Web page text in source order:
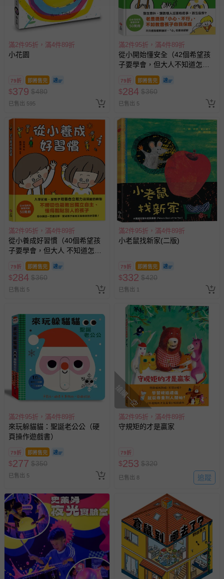
商品、食品等）。
客製化商品（例如客製生日書、姓名貼等）。
報紙、期刊或雜誌（惟書籍如經拆封、使用，則酌收整
新費用）。
經消費者拆封之影音商品或電腦軟體（例如 DVD、CD
非以有形媒介提供之數位內容或一經提供即為完成之線
上服務，經消費者事先同意始提供（例如線上課程、遊
戲或活動點數等）。
已拆封之以下類型商品：
-個人衛生用品（例如尿布、貼身衣物、泳裝、襪子、地
墊、寢具類等）。
-新生兒親膚衣物（嬰幼兒包巾與背巾、包屁衣、學習
褲、紗布衣等）。
-接觸性孕哺產品（奶嘴、奶瓶、擠乳器、哺乳衣、托腹
帶束縛衣、餐搖椅等）。
-其他原廠盒裝商品封口處已貼上「不可拆封」，或具警
示字句等說明貼紙、封條者。
國際航空、客運、訂房等服務。
相關的退換貨辦理流程，可詳見：
其他常見問題：
運送服務：目前提供的運送僅限台灣本島。如您位於離島地
區，可能會無法配送，或須依據商品需加收離島運費。廠商
亦保留出貨與否的權利。離島、偏遠地區、樓層親送等加價
費用，可能會另需加收。
商品實際的配達日期，可於訂單個人資料內的查詢訂單內，
已出貨通知之訊息為主。
如您收到商品，請依正常流程檢查是否完好，若商品遇瑕疵
情形，您可申請更換新品或退貨，請見：退貨的辦理流程
若您對於會員帳號、商品訂購與資訊、購物流程、付款方
式、折價券與購物金的使用、退貨及商品運送方式等有疑
問，你可詳見：媽咪愛客服中心。
預購商品：預購為海外同步代購，遇缺貨即會通知媽咪並協
商品如因「價格、組合」等錯誤原因，導致無法安排出貨，
會主動以簡訊及mail通知訂單取消事宜，並將提供適當補
滿2件95折，滿4件89折
小花園
79折 即將售完
$379 $480
已售出 595
滿2件95折，滿4件89折
從小開始懂安全（42個希望孩
子要學會，但大人不知道怎麼
教的安全守則）
79折 即將售完
$284 $360
已售出 5
滿2件95折，滿4件89折
從小養成好習慣（40個希望孩
子要學會，但大人 不知道怎麼
教的生活習慣）
79折 即將售完
$284 $360
已售出 5
滿2件95折，滿4件89折
小老鼠找新家(二版)
79折 即將售完
$332 $420
已售出 1
滿2件95折，滿4件89折
來玩躲貓貓：聖誕老公公（硬
頁操作遊戲書）
79折 即將售完
$277 $350
已售出 5
搶購一空
滿2件95折，滿4件89折
守規矩的才是贏家
79折
$253 $320
已售出 8 追蹤